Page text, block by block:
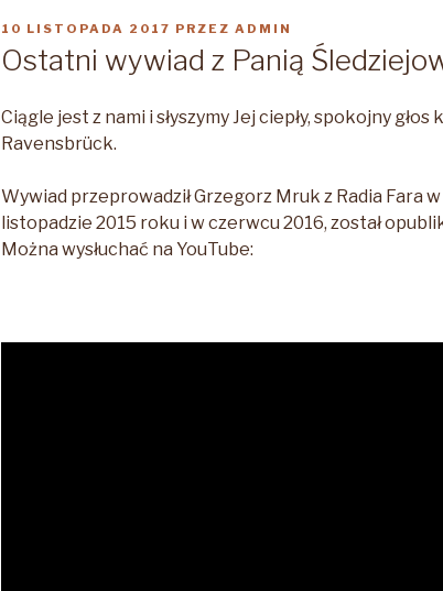
OPUBLIKOWANE
10 LISTOPADA 2017 PRZEZ ADMIN
Ostatni wywiad z Panią
Ciągle jest z nami i słyszymy Jej ciepły, spokojny
Ravensbrück.
Wywiad przeprowadził Grzegorz Mruk z Radia Fara
listopadzie 2015 roku i w czerwcu 2016, został
Można wysłuchać na YouTube: